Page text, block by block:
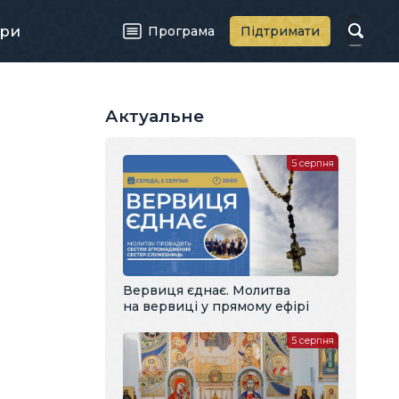
Програма Підтримати
Актуальне
Вервиця єднає. Молитва
на вервиці у прямому ефірі
5 серпня
5 серпня